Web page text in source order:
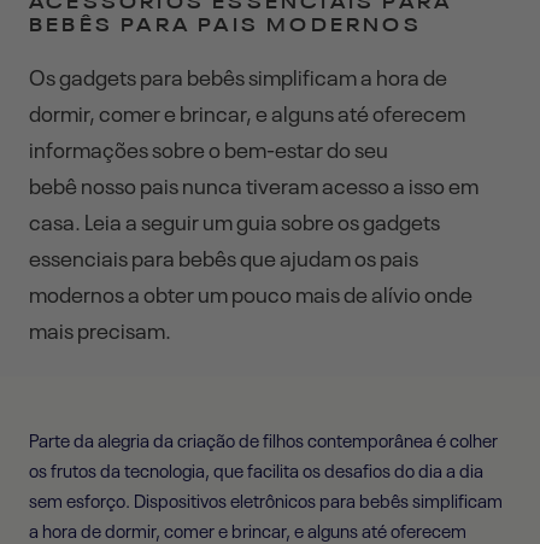
BEBÊS PARA PAIS MODERNOS
Os gadgets para bebês simplificam a hora de
dormir, comer e brincar, e alguns até oferecem
informações sobre o bem-estar do seu
bebê nosso pais nunca tiveram acesso a isso em
casa. Leia a seguir um guia sobre os gadgets
essenciais para bebês que ajudam os pais
modernos a obter um pouco mais de alívio onde
mais precisam.
Parte da alegria da criação de filhos contemporânea é colher
os frutos da tecnologia, que facilita os desafios do dia a dia
sem esforço. Dispositivos eletrônicos para bebês simplificam
a hora de dormir, comer e brincar, e alguns até oferecem